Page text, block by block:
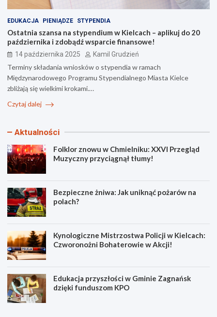
EDUKACJA PIENIĄDZE STYPENDIA
Ostatnia szansa na stypendium w Kielcach – aplikuj do 20
października i zdobądź wsparcie finansowe!
14 października 2025 Kamil Grudzień
Terminy składania wniosków o stypendia w ramach
Międzynarodowego Programu Stypendialnego Miasta Kielce
zbliżają się wielkimi krokami.…
Czytaj dalej
Aktualności
Folklor znowu w Chmielniku: XXVI Przegląd
Muzyczny przyciągnął tłumy!
Bezpieczne żniwa: Jak uniknąć pożarów na
polach?
Kynologiczne Mistrzostwa Policji w Kielcach:
Czworonożni Bohaterowie w Akcji!
Edukacja przyszłości w Gminie Zagnańsk
dzięki funduszom KPO
F
B